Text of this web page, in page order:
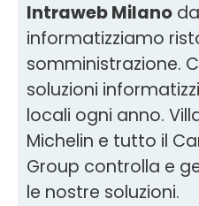
Intraweb Milano
informatizziamo
somministrazione.
soluzioni
locali ogni anno.
Michelin e tutto il
Group controlla e
le nostre soluzioni.